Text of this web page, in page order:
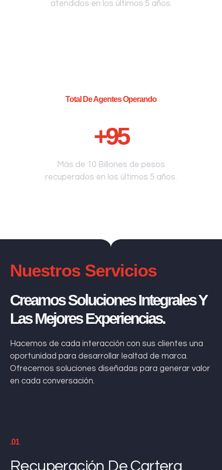
atendidos en los últimos 5 años.
Total De Agentes Operando
+95
Más de 10 Billones de pesos
recuperados en los últimos 5 años.
Nuestros Servicios
Creamos Soluciones Integrales Y
Las Mejores Experiencias.
Hacemos de cada interacción con sus clientes una
oportunidad para desarrollar lealtad de marca.
Ofrecemos soluciones diseñadas para generar valor
en cada conversación.
.01
Recuperación De Cartera